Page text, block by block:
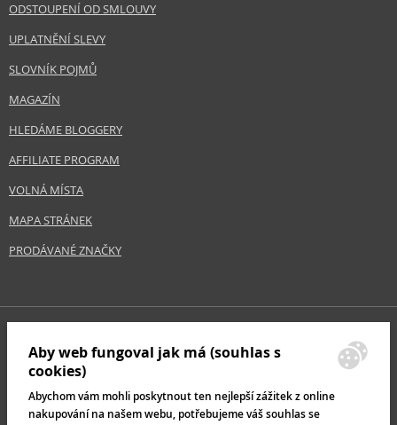
ODSTOUPENÍ OD SMLOUVY
UPLATNĚNÍ SLEVY
SLOVNÍK POJMŮ
MAGAZÍN
HLEDÁME BLOGGERY
AFFILIATE PROGRAM
VOLNÁ MÍSTA
MAPA STRÁNEK
PRODÁVANÉ ZNAČKY
Aby web fungoval jak má (souhlas s
cookies)
Abychom vám mohli poskytnout ten nejlepší zážitek z online
nakupování na našem webu, potřebujeme váš souhlas se